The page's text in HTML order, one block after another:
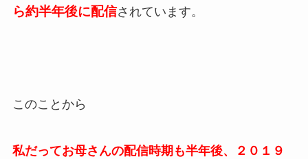
ら約半年後に配信されています。
このことから
私だってお母さんの配信時期も半年後、２０１９